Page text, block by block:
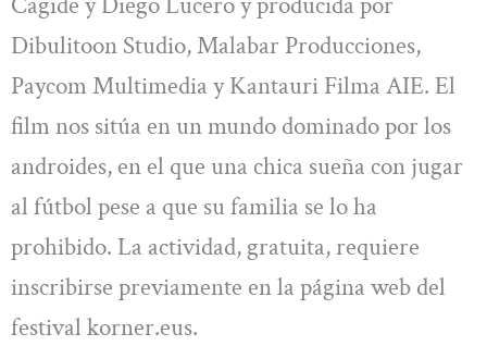
Dibulitoon Studio, Malabar Producciones,
Paycom Multimedia y Kantauri Filma AIE. El
film nos sitúa en un mundo dominado por los
androides, en el que una chica sueña con jugar
al fútbol pese a que su familia se lo ha
prohibido. La actividad, gratuita, requiere
inscribirse previamente en la página web del
festival korner.eus.